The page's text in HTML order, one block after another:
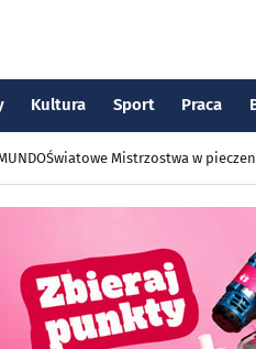
Kultura Sport Praca
Światowe Mistrzostwa w